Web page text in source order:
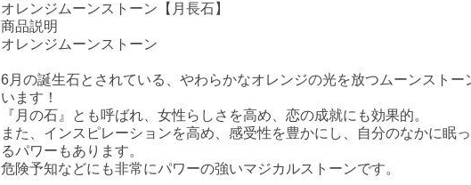
オレンジムーンストーン【月長石】
商品説明
オレンジムーンストーン
6月の誕生石とされている、やわらかなオレンジの光を放つムーンストー
います！
『月の石』とも呼ばれ、女性らしさを高め、恋の成就にも効果的。
また、インスピレーションを高め、感受性を豊かにし、自分のなかに眠
るパワーもあります。
危険予知などにも非常にパワーの強いマジカルストーンです。